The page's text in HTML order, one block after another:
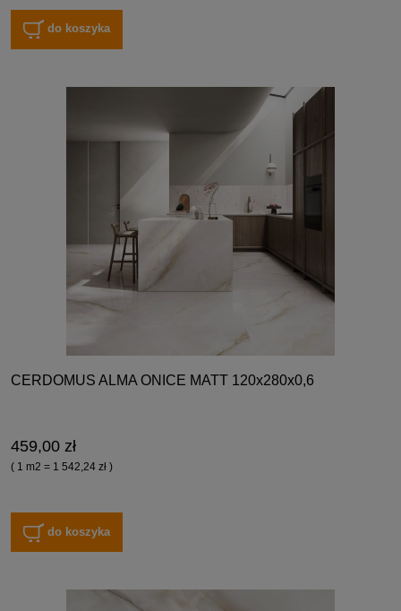
do koszyka
CERDOMUS ALMA ONICE MATT 120x280x0,6
459,00 zł
( 1 m2 = 1 542,24 zł )
do koszyka